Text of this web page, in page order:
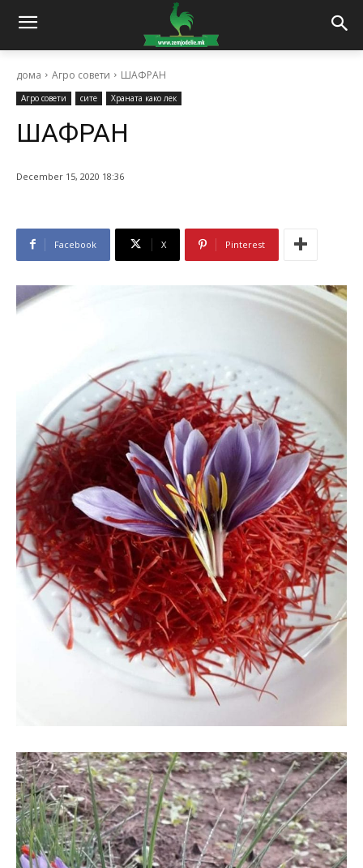
дома Агро совети ШАФРАН
Агро совети сите Храната како лек
ШАФРАН
December 15, 2020 18:36
Facebook X Pinterest